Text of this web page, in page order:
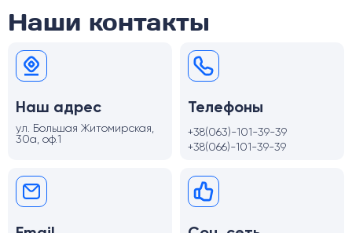
Наши контакты
Наш адрес
ул. Большая Житомирская,
30а, оф.1
Телефоны
+38(063)-101-39-39
+38(066)-101-39-39